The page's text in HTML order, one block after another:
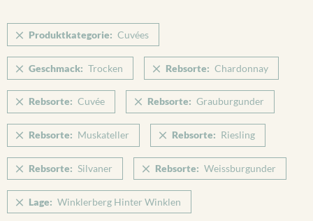
Silvaner
Spätburgunder Rosé
Weissburgunder
Winklerberg Winklen
Produktkategorie: Cuvées
Geschmack: Trocken Rebsorte: Chardonnay
Rebsorte: Cuvée Rebsorte: Grauburgunder
Rebsorte: Muskateller Rebsorte: Riesling
Rebsorte: Silvaner Rebsorte: Weissburgunder
Lage: Winklerberg Hinter Winklen